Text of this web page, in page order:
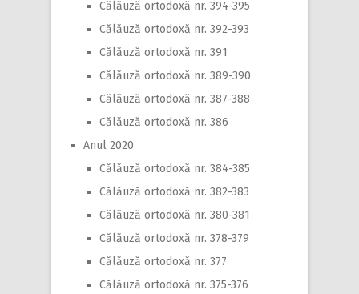
Călăuză ortodoxă nr. 394-395
Călăuză ortodoxă nr. 392-393
Călăuză ortodoxă nr. 391
Călăuză ortodoxă nr. 389-390
Călăuză ortodoxă nr. 387-388
Călăuză ortodoxă nr. 386
Anul 2020
Călăuză ortodoxă nr. 384-385
Călăuză ortodoxă nr. 382-383
Călăuză ortodoxă nr. 380-381
Călăuză ortodoxă nr. 378-379
Călăuză ortodoxă nr. 377
Călăuză ortodoxă nr. 375-376